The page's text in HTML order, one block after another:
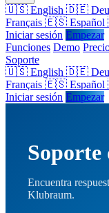
🇺🇸 English 🇩🇪
Français 🇪🇸 Español
Iniciar sesión Empezar
Funciones Demo
Soporte
🇺🇸 English 🇩🇪
Français 🇪🇸 Español
Iniciar sesión Empezar
Encuentra
Klubraum.